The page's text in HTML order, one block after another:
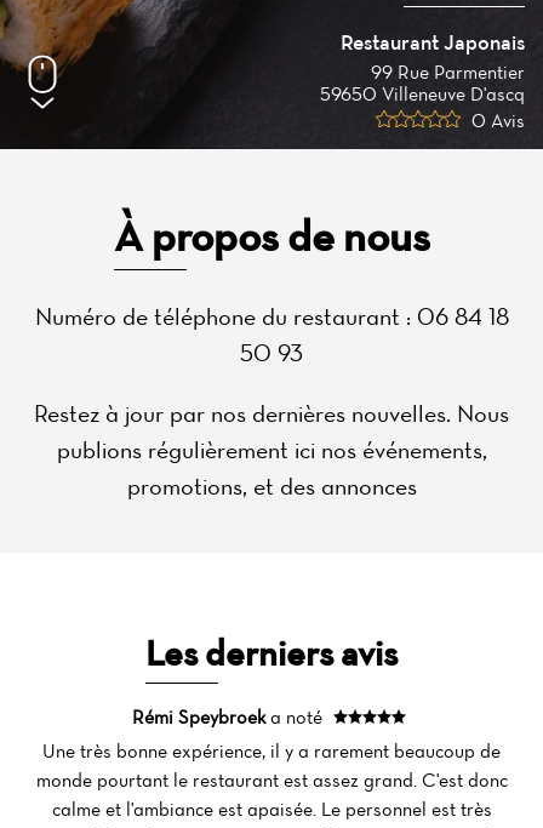
Restaurant Japonais
99 Rue Parmentier
59650 Villeneuve D'ascq
0 Avis
À propos de nous
Numéro de téléphone du restaurant : 06 84 18
50 93
Restez à jour par nos dernières nouvelles. Nous
publions régulièrement ici nos événements,
promotions, et des annonces
Les derniers avis
Rémi Speybroeka noté
Une très bonne expérience, il y a rarement beaucoup de
monde pourtant le restaurant est assez grand. C'est donc
calme et l'ambiance est apaisée. Le personnel est très